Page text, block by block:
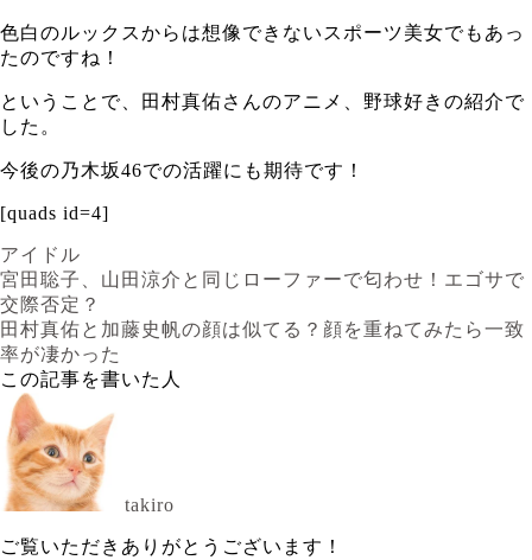
色白のルックスからは想像できないスポーツ美女でもあっ
たのですね！
ということで、田村真佑さんのアニメ、野球好きの紹介で
した。
今後の乃木坂46での活躍にも期待です！
[quads id=4]
アイドル
宮田聡子、山田涼介と同じローファーで匂わせ！エゴサで
交際否定？
田村真佑と加藤史帆の顔は似てる？顔を重ねてみたら一致
率が凄かった
この記事を書いた人
takiro
ご覧いただきありがとうございます！